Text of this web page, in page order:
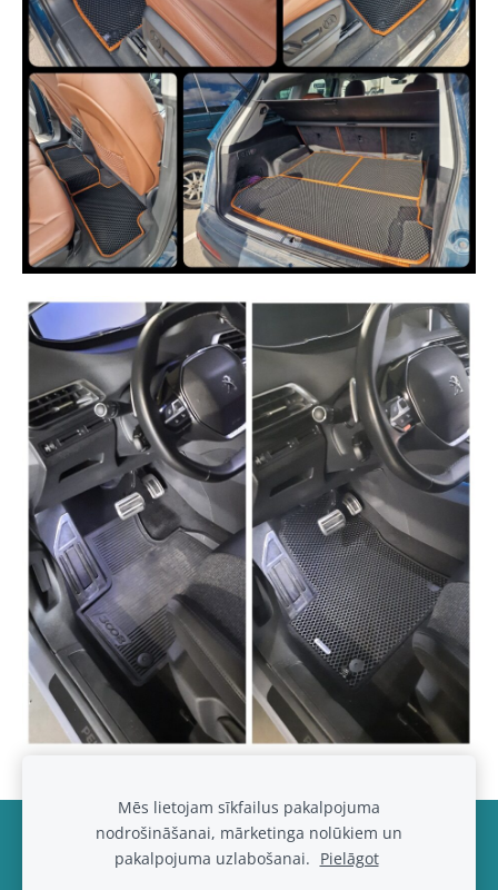
Noteikumi un kontakti Sīkdatnes
Mēs lietojam sīkfailus pakalpojuma
nodrošināšanai, mārketinga nolūkiem un
pakalpojuma uzlabošanai. Pielāgot